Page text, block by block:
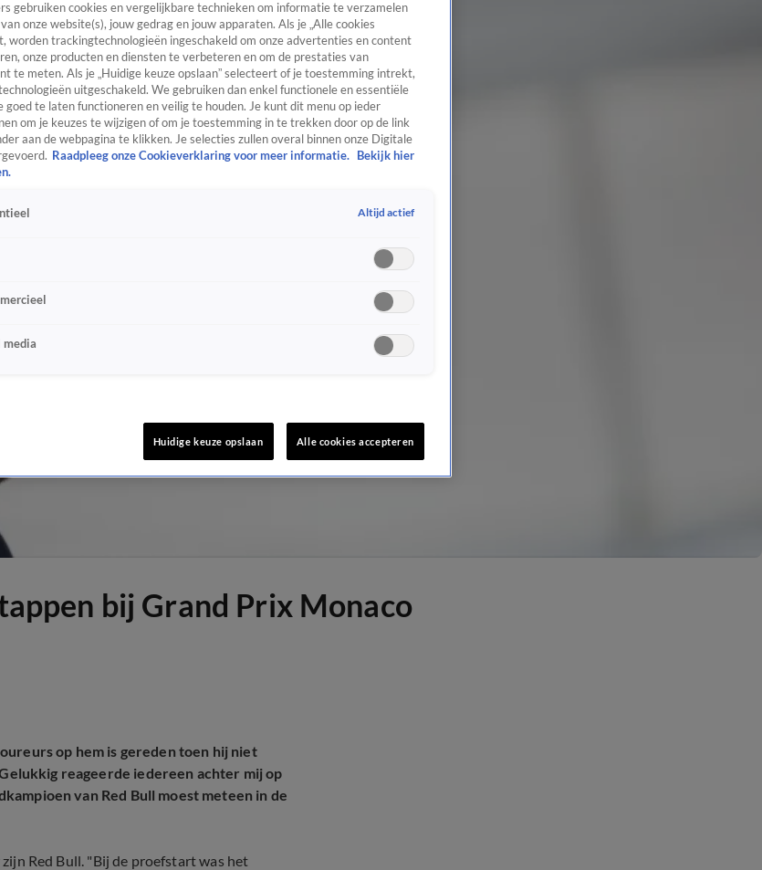
bij Grand Prix Monaco
op hem is gereden toen hij niet
reageerde iedereen achter mij op
van Red Bull moest meteen in de
Red Bull. "Bij de proefstart was het
gebruiken cookies en vergelijkbare technieken om informatie te verzamelen
onze website(s), jouw gedrag en jouw apparaten. Als je „Alle cookies
worden trackingtechnologieën ingeschakeld om onze advertenties en content
onze producten en diensten te verbeteren en om de prestaties van
te meten. Als je „Huidige keuze opslaan” selecteert of je toestemming intrekt,
uitgeschakeld. We gebruiken dan enkel functionele en essentiële
goed te laten functioneren en veilig te houden. Je kunt dit menu op ieder
om je keuzes te wijzigen of om je toestemming in te trekken door op de link
aan de webpagina te klikken. Je selecties zullen overal binnen onze Digitale
Raadpleeg onze Cookieverklaring voor meer informatie.
Bekijk hier
Altijd actief
media
Huidige keuze opslaan Alle cookies accepteren